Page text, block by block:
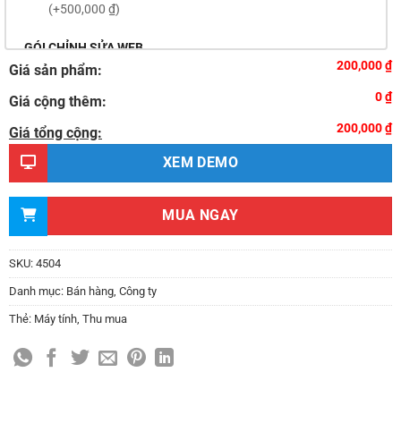
(+500,000 ₫)
GÓI CHỈNH SỬA WEB
Thay logo & thông tin doanh nghiệp
Đổi màu chủ đạo của theme theo tông màu của logo
(+200,000 ₫)
Sửa danh mục và sắp xếp lại thanh menu chuẩn
Thay đổi bố cục trang chủ (đơn giản)(+500,000 ₫)
Thiết kế 2 banner chạy ở slider chính
Thay đổi màu sắc toàn bộ site theo yêu cầu
(+150,000 ₫)
Thiết kế logo đơn giản để đăng web
Giá sản phẩm: 200,000 ₫
Giá cộng thêm: 0 ₫
Giá tổng cộng: 200,000 ₫
XEM DEMO
MUA NGAY
SKU: 4504
Danh mục: Bán hàng Công ty
Thẻ: Máy tính Thu mua